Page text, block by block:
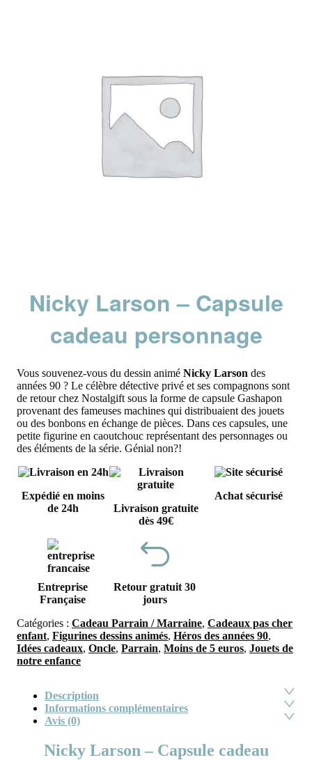
Nicky Larson – Capsule
cadeau personnage
Vous souvenez-vous du dessin animé Nicky Larson des
années 90 ? Le célèbre détective privé et ses compagnons sont
de retour chez Nostalgift sous la forme de capsule Gashapon
provenant des fameuses machines qui distribuaient des jouets
ou des bonbons en échange de pièces. Dans ces capsules, une
petite figurine en caoutchouc représentant des personnages ou
des éléments de la série. Génial non?!
Expédié en moins
de 24h
Livraison gratuite
dès 49€
Achat sécurisé
Entreprise
Française
Retour gratuit 30
jours
Catégories : Cadeau Parrain / Marraine, Cadeaux pas cher
enfant, Figurines dessins animés, Héros des années 90,
Idées cadeaux, Oncle, Parrain, Moins de 5 euros, Jouets de
notre enfance
Description
Informations complémentaires
Avis (0)
Nicky Larson – Capsule cadeau